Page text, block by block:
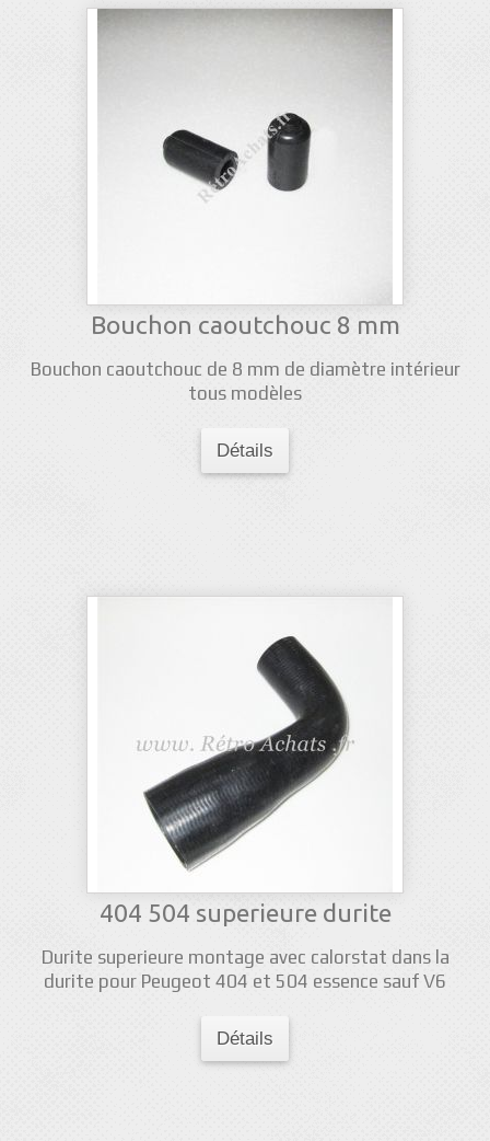
Bouchon caoutchouc 8 mm
Bouchon caoutchouc de 8 mm de diamètre intérieur
tous modèles
Détails
404 504 superieure durite
Durite superieure montage avec calorstat dans la
durite pour Peugeot 404 et 504 essence sauf V6
Détails